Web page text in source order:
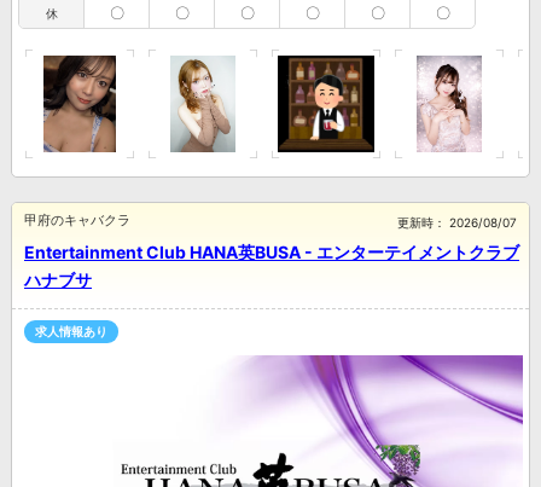
休 〇 〇 〇 〇 〇 〇
Entertainment Club HANA英BUSA - エンターテイメントクラブ
ハナブサ
甲府のキャバクラ 更新時： 2026/08/07
求人情報あり